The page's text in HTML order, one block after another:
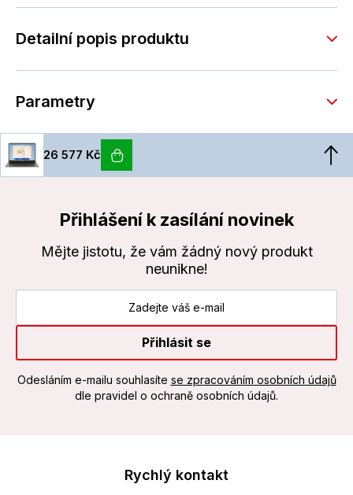
Detailní popis produktu
Parametry
26 577 Kč
Přihlášení k zasílání novinek
Mějte jistotu, že vám žádný nový produkt
neunikne!
Přihlásit se
Odesláním e-mailu souhlasíte se zpracováním osobních údajů
dle pravidel o ochraně osobních údajů.
Rychlý kontakt